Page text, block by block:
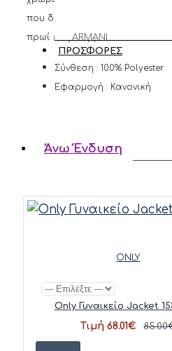
ΠΑΠΟΥΤΣΙΑ
ARMANI
EXCHANGE
MOLLY
MODA
TIFFOSI
ΠΡΟΣΦΟΡΕΣ
που δε πρέπει να λείπει από
πρωί έως το βράδυ.
Σύνθεση : 100% Polyester
Εφαρμογή : Κανονική
Άνω Ένδυση
ONLY
Only Γυναικείο Jacket
Τιμή 68.01€